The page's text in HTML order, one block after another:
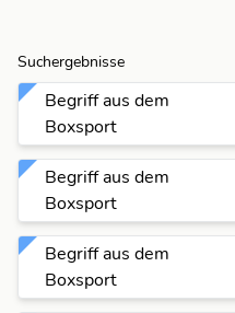
Suchergebnisse
Begriff aus dem
Boxsport
Begriff aus dem
Boxsport
Begriff aus dem
Boxsport